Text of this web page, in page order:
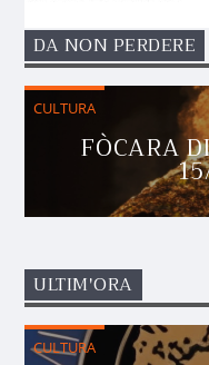
DA NON PERDERE
CULTURA
FÒCARA
ULTIM'ORA
CULTURA